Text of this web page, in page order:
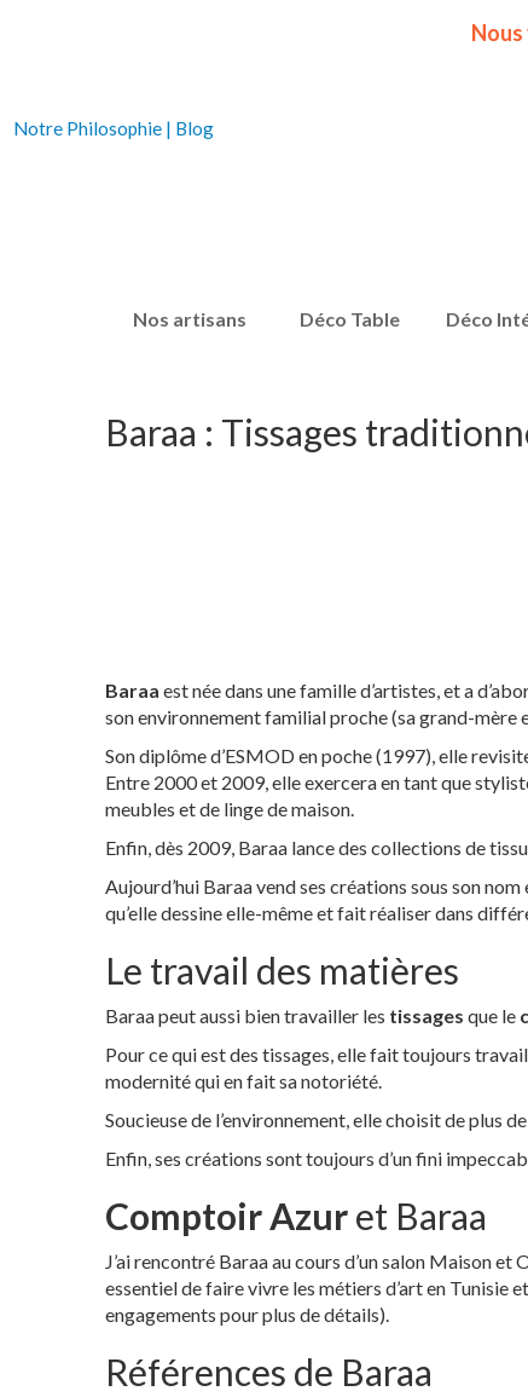
Nos artisans Déco Table Déco
Notre Philosophie | Blog
Baraa : Tissages
Baraa est née dans une famille d’artistes, et a
son environnement familial proche (sa grand-mère
Son diplôme d’ESMOD en poche (1997), elle
Entre 2000 et 2009, elle exercera en tant que
meubles et de linge de maison.
Enfin, dès 2009, Baraa lance des collections de
Aujourd’hui Baraa vend ses créations sous son
qu’elle dessine elle-même et fait réaliser dans
Le travail des matières
Baraa peut aussi bien travailler les tissages que le
Pour ce qui est des tissages, elle fait toujours
modernité qui en fait sa notoriété.
Soucieuse de l’environnement, elle choisit de plus
Enfin, ses créations sont toujours d’un fini
Comptoir Azuret Baraa
J’ai rencontré Baraa au cours d’un salon Maison
essentiel de faire vivre les métiers d’art en
engagements pour plus de détails).
Références de Baraa